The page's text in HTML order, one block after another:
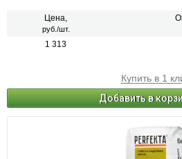
Цена,
руб./шт.
1 313
Купить в 1
Добавить в